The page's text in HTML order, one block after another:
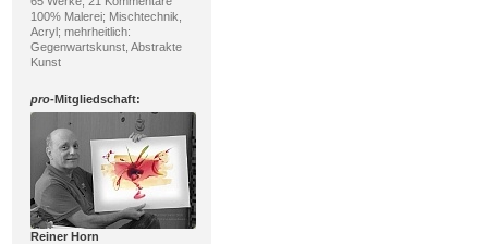
100% Malerei; Mischtechnik,
Acryl; mehrheitlich:
Gegenwartskunst, Abstrakte
Kunst
pro-Mitgliedschaft:
Reiner Horn